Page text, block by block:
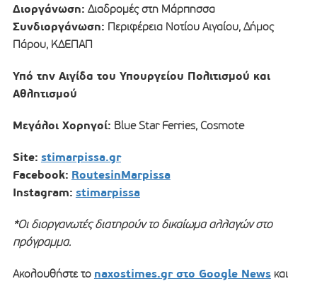
Διοργάνωση: Διαδρομές στη Μάρπησσα
Συνδιοργάνωση: Περιφέρεια Νοτίου Αιγαίου, Δήμος
Πάρου, ΚΔΕΠΑΠ
Υπό την Αιγίδα του Υπουργείου Πολιτισμού και
Αθλητισμού
Μεγάλοι Χορηγοί: Blue Star Ferries, Cosmote
Site: stimarpissa.gr
Facebook: RoutesinMarpissa
Instagram: stimarpissa
*Οι διοργανωτές διατηρούν το δικαίωμα αλλαγών στο
πρόγραμμα.
Ακολουθήστε το naxostimes.gr στο Google Newsκαι